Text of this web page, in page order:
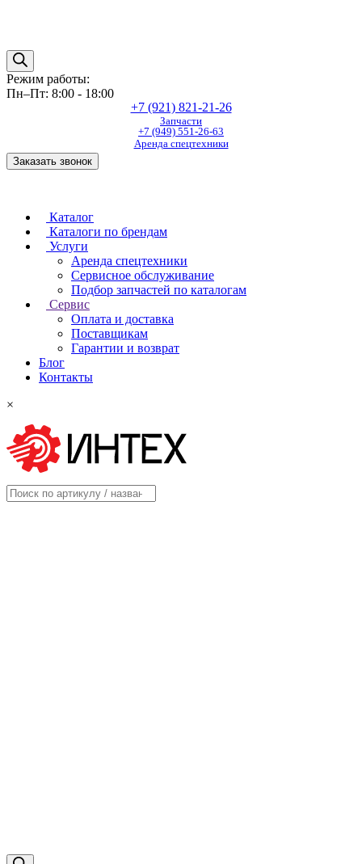
Режим работы:
Пн–Пт: 8:00 - 18:00
+7 (921) 821-21-26
Запчасти
+7 (949) 551-26-63
Аренда спецтехники
Заказать звонок
Каталог
Каталоги по брендам
Услуги
Аренда спецтехники
Сервисное обслуживание
Подбор запчастей по каталогам
Сервис
Оплата и доставка
Поставщикам
Гарантии и возврат
Блог
Контакты
×